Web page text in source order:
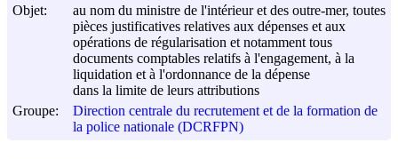
Objet:
au nom du ministre de l'intérieur et des outre-mer, toutes
pièces justificatives relatives aux dépenses et aux
opérations de régularisation et notamment tous
documents comptables relatifs à l'engagement, à la
liquidation et à l'ordonnance de la dépense
dans la limite de leurs attributions
Groupe:
Direction centrale du recrutement et de la formation de
la police nationale (DCRFPN)